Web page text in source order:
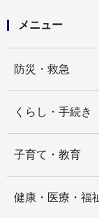
メニュー
防災・救急
くらし・手続き
子育て・教育
健康・医療・福